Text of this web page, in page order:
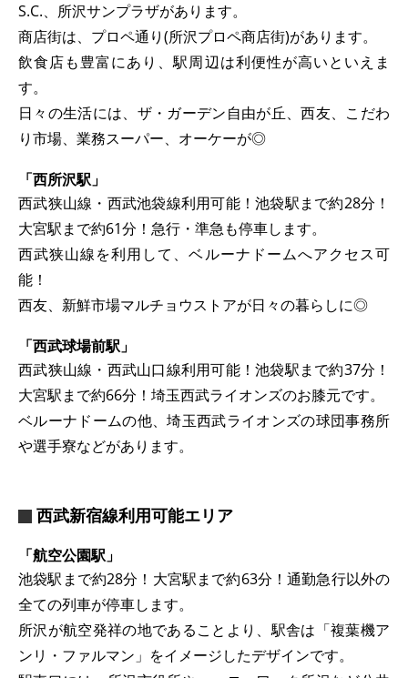
S.C.、所沢サンプラザがあります。
商店街は、プロペ通り(所沢プロペ商店街)があります。
飲食店も豊富にあり、駅周辺は利便性が高いといえま
す。
日々の生活には、ザ・ガーデン自由が丘、西友、こだわ
り市場、業務スーパー、オーケーが◎
「西所沢駅」
西武狭山線・西武池袋線利用可能！池袋駅まで約28分！
大宮駅まで約61分！急行・準急も停車します。
西武狭山線を利用して、ベルーナドームへアクセス可
能！
西友、新鮮市場マルチョウストアが日々の暮らしに◎
「西武球場前駅」
西武狭山線・西武山口線利用可能！池袋駅まで約37分！
大宮駅まで約66分！埼玉西武ライオンズのお膝元です。
ベルーナドームの他、埼玉西武ライオンズの球団事務所
や選手寮などがあります。
西武新宿線利用可能エリア
「航空公園駅」
池袋駅まで約28分！大宮駅まで約63分！通勤急行以外の
全ての列車が停車します。
所沢が航空発祥の地であることより、駅舎は「複葉機ア
ンリ・ファルマン」をイメージしたデザインです。